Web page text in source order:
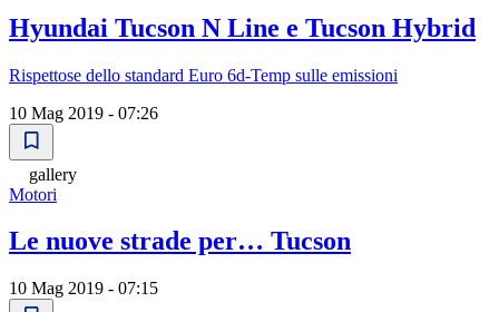
Hyundai Tucson N Line e Tucson Hybrid
Rispettose dello standard Euro 6d-Temp sulle emissioni
10 Mag 2019 - 07:26
gallery
Motori
Le nuove strade per… Tucson
10 Mag 2019 - 07:15